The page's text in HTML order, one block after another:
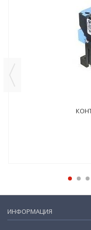
ИНФОРМАЦИЯ